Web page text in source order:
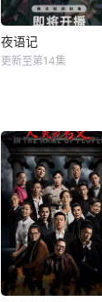
夜语记
更新至第14集